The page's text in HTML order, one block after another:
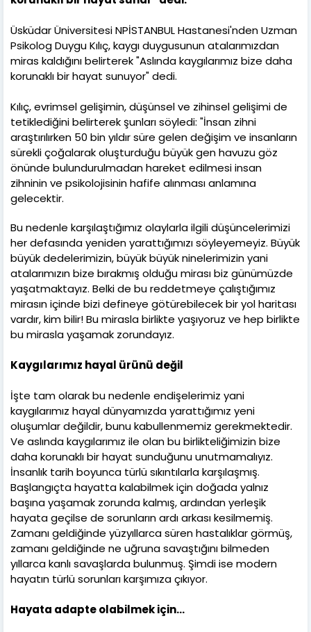
Üsküdar Üniversitesi NPİSTANBUL Hastanesi'nden Uzman
Psikolog Duygu Kılıç, kaygı duygusunun atalarımızdan
miras kaldığını belirterek "Aslında kaygılarımız bize daha
korunaklı bir hayat sunuyor" dedi.
Kılıç, evrimsel gelişimin, düşünsel ve zihinsel gelişimi de
tetiklediğini belirterek şunları söyledi: "İnsan zihni
araştırılırken 50 bin yıldır süre gelen değişim ve insanların
sürekli çoğalarak oluşturduğu büyük gen havuzu göz
önünde bulundurulmadan hareket edilmesi insan
zihninin ve psikolojisinin hafife alınması anlamına
gelecektir.
Bu nedenle karşılaştığımız olaylarla ilgili düşüncelerimizi
her defasında yeniden yarattığımızı söyleyemeyiz. Büyük
büyük dedelerimizin, büyük büyük ninelerimizin yani
atalarımızın bize bırakmış olduğu mirası biz günümüzde
yaşatmaktayız. Belki de bu reddetmeye çalıştığımız
mirasın içinde bizi defineye götürebilecek bir yol haritası
vardır, kim bilir! Bu mirasla birlikte yaşıyoruz ve hep birlikte
bu mirasla yaşamak zorundayız.
Kaygılarımız hayal ürünü değil
İşte tam olarak bu nedenle endişelerimiz yani
kaygılarımız hayal dünyamızda yarattığımız yeni
oluşumlar değildir, bunu kabullenmemiz gerekmektedir.
Ve aslında kaygılarımız ile olan bu birlikteliğimizin bize
daha korunaklı bir hayat sunduğunu unutmamalıyız.
İnsanlık tarih boyunca türlü sıkıntılarla karşılaşmış.
Başlangıçta hayatta kalabilmek için doğada yalnız
başına yaşamak zorunda kalmış, ardından yerleşik
hayata geçilse de sorunların ardı arkası kesilmemiş.
Zamanı geldiğinde yüzyıllarca süren hastalıklar görmüş,
zamanı geldiğinde ne uğruna savaştığını bilmeden
yıllarca kanlı savaşlarda bulunmuş. Şimdi ise modern
hayatın türlü sorunları karşımıza çıkıyor.
Hayata adapte olabilmek için…